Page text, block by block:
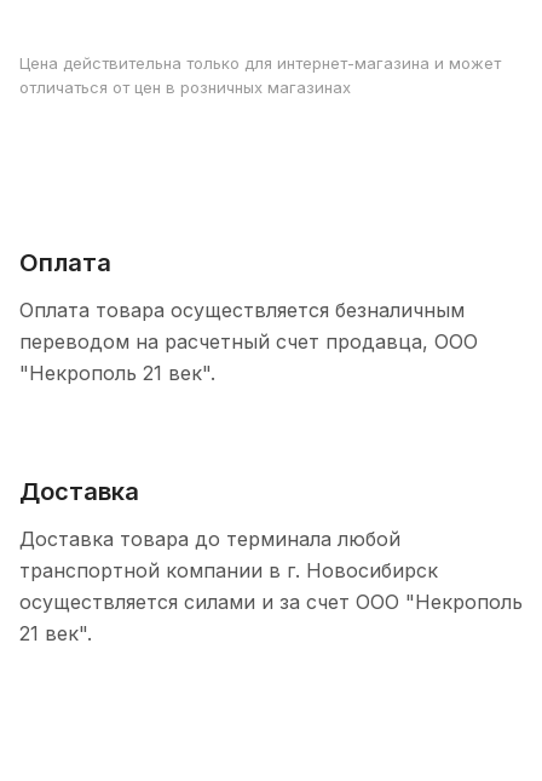
Цена действительна только для интернет-магазина и может
отличаться от цен в розничных магазинах
Оплата
Оплата товара осуществляется безналичным
переводом на расчетный счет продавца, ООО
"Некрополь 21 век".
Доставка
Доставка товара до терминала любой
транспортной компании в г. Новосибирск
осуществляется силами и за счет ООО "Некрополь
21 век".